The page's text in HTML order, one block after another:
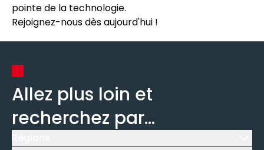
pointe de la technologie.
Rejoignez-nous dès aujourd'hui !
Allez plus loin et
recherchez par...